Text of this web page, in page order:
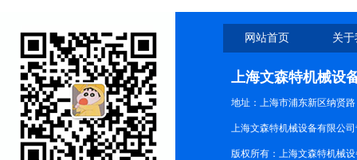
网站首页 关
上海文森特机械设
地址：上海市浦东新区纳贤路
上海文森特机械设备有限公
版权所有：上海文森特机械